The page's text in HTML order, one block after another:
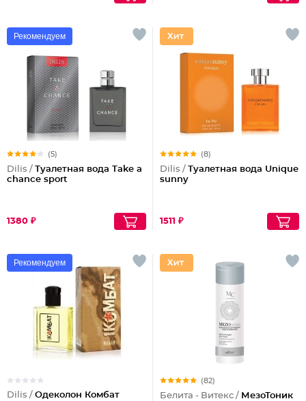
Рекомендуем
(5)
Dilis / Туалетная вода Take a
chance sport
1380 ₽
(8)
Dilis / Туалетная вода Unique
sunny
1511 ₽
Рекомендуем
Dilis / Одеколон Комбат
(82)
Белита - Витекс / МезоТоник